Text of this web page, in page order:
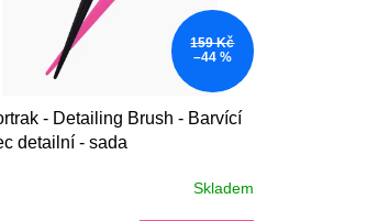
159 Kč
–44 %
- Detailing Brush - Barvící
detailní - sada
Skladem